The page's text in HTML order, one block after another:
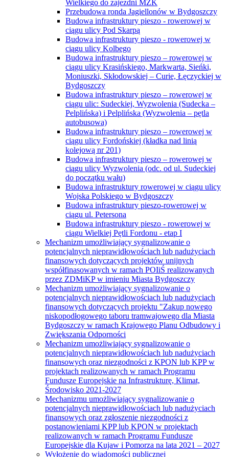
Wielkiego do zajezdni MZK
Przebudowa ronda Jagiellonów w Bydgoszczy
Budowa infrastruktury pieszo - rowerowej w
ciągu ulicy Pod Skarpą
Budowa infrastruktury pieszo - rowerowej w
ciągu ulicy Kolbego
Budowa infrastruktury pieszo – rowerowej w
ciągu ulicy Krasińskiego, Markwarta, Sieńki,
Moniuszki, Skłodowskiej – Curie, Łęczyckiej w
Bydgoszczy
Budowa infrastruktury pieszo – rowerowej w
ciągu ulic: Sudeckiej, Wyzwolenia (Sudecka –
Pelplińska) i Pelplińska (Wyzwolenia – pętla
autobusowa)
Budowa infrastruktury pieszo – rowerowej w
ciągu ulicy Fordońskiej (kładka nad linią
kolejową nr 201)
Budowa infrastruktury pieszo – rowerowej w
ciągu ulicy Wyzwolenia (odc. od ul. Sudeckiej
do początku wału)
Budowa infrastruktury rowerowej w ciągu ulicy
Wojska Polskiego w Bydgoszczy
Budowa infrastruktury pieszo-rowerowej w
ciągu ul. Petersona
Budowa infrastruktury pieszo - rowerowej w
ciągu Wielkiej Pętli Fordonu - etap I
Mechanizm umożliwiający sygnalizowanie o
potencjalnych nieprawidłowościach lub nadużyciach
finansowych dotyczących projektów unijnych
współfinasowanych w ramach POIiŚ realizowanych
przez ZDMiKP w imieniu Miasta Bydgoszczy
Mechanizm umożliwiający sygnalizowanie o
potencjalnych nieprawidłowościach lub nadużyciach
finansowych dotyczących projektu "Zakup nowego
niskopodłogowego taboru tramwajowego dla Miasta
Bydgoszczy w ramach Krajowego Planu Odbudowy i
Zwiększania Odporności
Mechanizm umożliwiający sygnalizowanie o
potencjalnych nieprawidłowościach lub nadużyciach
finansowych oraz niezgodności z KPON lub KPP w
projektach realizowanych w ramach Programu
Fundusze Europejskie na Infrastrukturę, Klimat,
Środowisko 2021-2027
Mechanizmu umożliwiający sygnalizowanie o
potencjalnych nieprawidłowościach lub nadużyciach
finansowych oraz zgłoszenie niezgodności z
postanowieniami KPP lub KPON w projektach
realizowanych w ramach Programu Fundusze
Europejskie dla Kujaw i Pomorza na lata 2021 – 2027
Wyłożenie do wiadomości publicznej